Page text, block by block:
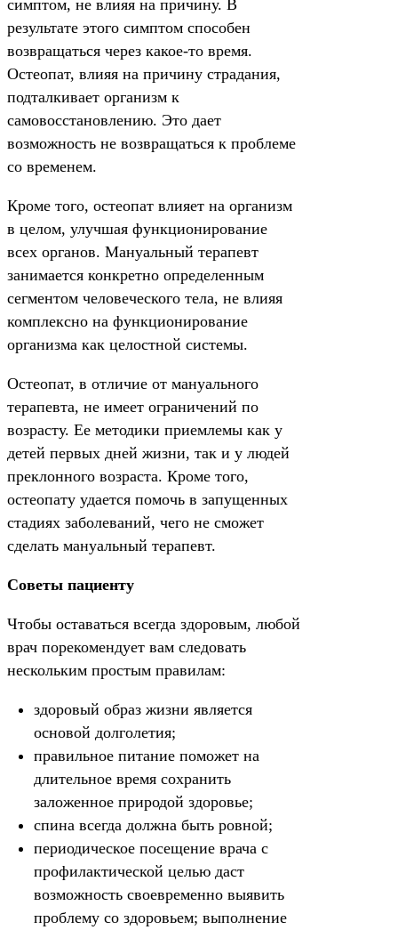
симптом, не влияя на причину. В
результате этого симптом способен
возвращаться через какое-то время.
Остеопат, влияя на причину страдания,
подталкивает организм к
самовосстановлению. Это дает
возможность не возвращаться к проблеме
со временем.
Кроме того, остеопат влияет на организм
в целом, улучшая функционирование
всех органов. Мануальный терапевт
занимается конкретно определенным
сегментом человеческого тела, не влияя
комплексно на функционирование
организма как целостной системы.
Остеопат, в отличие от мануального
терапевта, не имеет ограничений по
возрасту. Ее методики приемлемы как у
детей первых дней жизни, так и у людей
преклонного возраста. Кроме того,
остеопату удается помочь в запущенных
стадиях заболеваний, чего не сможет
сделать мануальный терапевт.
Советы пациенту
Чтобы оставаться всегда здоровым, любой
врач порекомендует вам следовать
нескольким простым правилам:
здоровый образ жизни является
основой долголетия;
правильное питание поможет на
длительное время сохранить
заложенное природой здоровье;
спина всегда должна быть ровной;
периодическое посещение врача с
профилактической целью даст
возможность своевременно выявить
проблему со здоровьем; выполнение